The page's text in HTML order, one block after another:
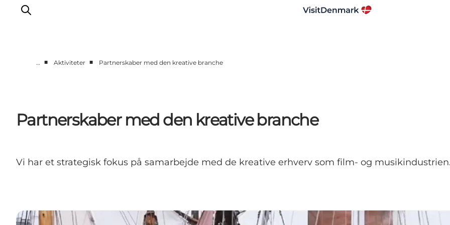
Videncenter
Aktiviteter
Markeder
… ■ Aktiviteter ■ Partnerskaber med den kreative branche
Partnerskaber med den kreative branche
Vi har et strategisk fokus på samarbejde med de kreative erhverv som film- og